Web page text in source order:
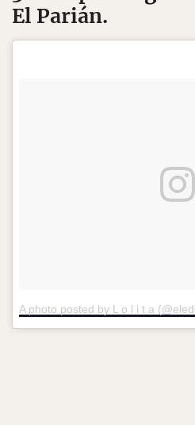
El Parián.
A photo posted by L o l i t a